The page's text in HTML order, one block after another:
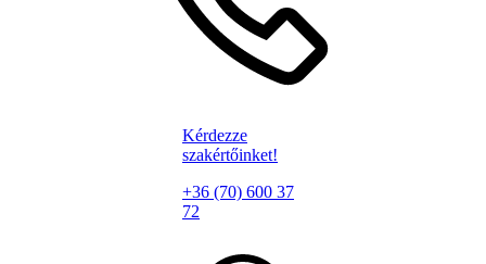
Kérdezze
szakértőinket!
+36 (70) 600 37
72